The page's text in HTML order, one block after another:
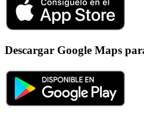
Descargar Google Maps